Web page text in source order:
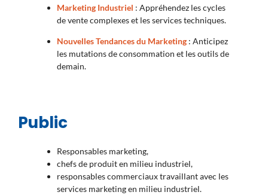
Marketing Industriel : Appréhendez les cycles
de vente complexes et les services techniques.
Nouvelles Tendances du Marketing : Anticipez
les mutations de consommation et les outils de
demain.
Public
Responsables marketing,
chefs de produit en milieu industriel,
responsables commerciaux travaillant avec les
services marketing en milieu industriel.